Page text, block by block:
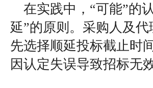
在实践中，“可能”的
延”的原则。采购人及
先选择顺延投标截止时
因认定失误导致招标无